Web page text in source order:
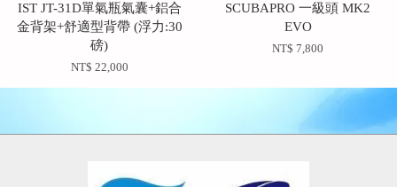
IST JT-31D單氣瓶氣囊+鋁合
金背架+舒適型背帶 (浮力:30
磅)
NT$ 22,000
SCUBAPRO 一級頭 MK2
EVO
NT$ 7,800